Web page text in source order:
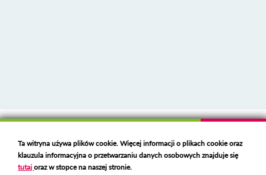
Deklaracja dostępności
Polski serwer RBLhttps://polspam.pl/
Ta witryna używa plików cookie. Więcej informacji o plikach cookie oraz
klauzula informacyjna o przetwarzaniu danych osobowych znajduje się
tutajoraz w stopce na naszej stronie.